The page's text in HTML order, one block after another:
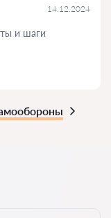
14.12.2024
и шаги